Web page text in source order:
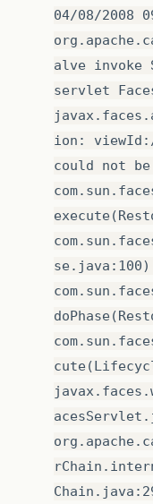
04/08/2008
alve invoke
servlet
ion:
could not